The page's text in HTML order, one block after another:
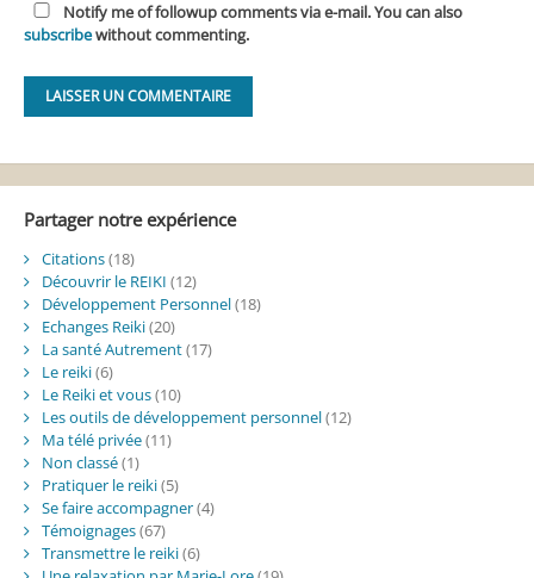
Notify me of followup comments via e-mail. You can also
subscribewithout commenting.
Partager notre expérience
Citations(18)
Découvrir le REIKI (12)
Développement Personnel(18)
Echanges Reiki(20)
La santé Autrement(17)
Le reiki(6)
Le Reiki et vous(10)
Les outils de développement personnel(12)
Ma télé privée(11)
Non classé(1)
Pratiquer le reiki(5)
Se faire accompagner(4)
Témoignages(67)
Transmettre le reiki(6)